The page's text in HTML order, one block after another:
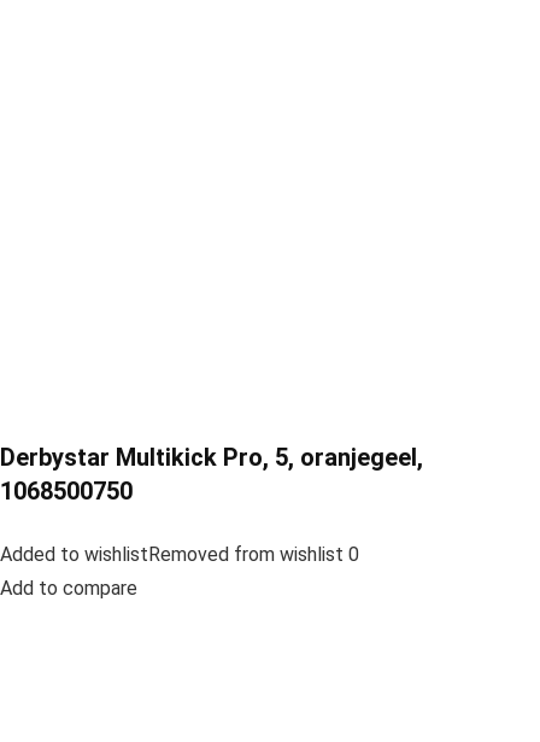
Derbystar Multikick Pro, 5, oranjegeel,
1068500750
Added to wishlistRemoved from wishlist 0
Add to compare